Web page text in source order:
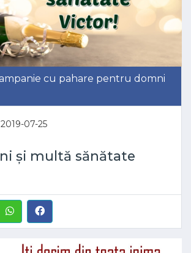
cu pahare pentru domni
2019-07-25
și multă sănătate